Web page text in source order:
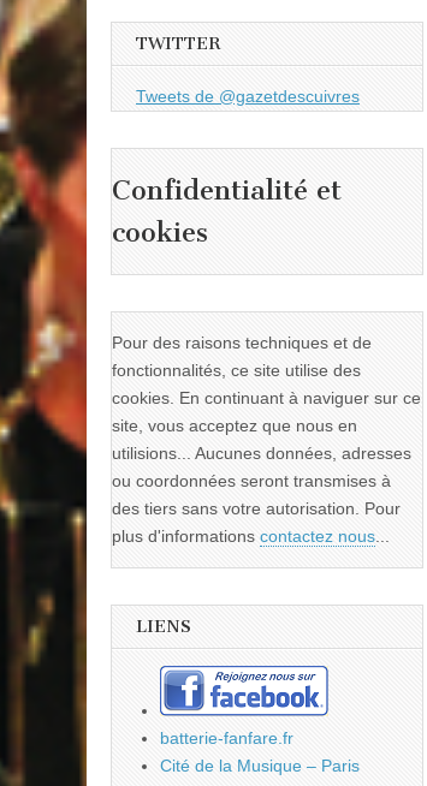
TWITTER
Tweets de @gazetdescuivres
Confidentialité et
cookies
Pour des raisons techniques et de
fonctionnalités, ce site utilise des
cookies. En continuant à naviguer sur ce
site, vous acceptez que nous en
utilisions... Aucunes données, adresses
ou coordonnées seront transmises à
des tiers sans votre autorisation. Pour
plus d'informations contactez nous...
LIENS
batterie-fanfare.fr
Cité de la Musique – Paris